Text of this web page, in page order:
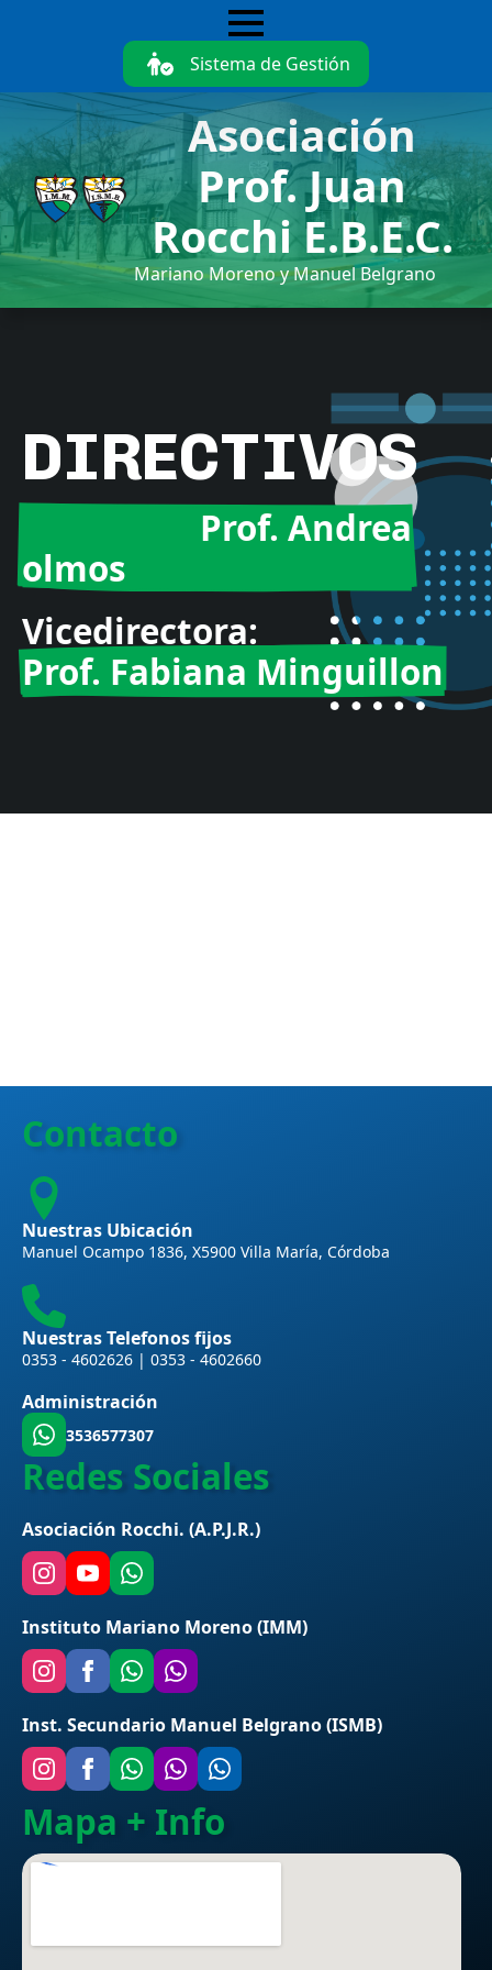
content
Sistema de Gestión
Asociación
Prof. Juan
Rocchi E.B.E.C.
Mariano Moreno y Manuel Belgrano
DIRECTIVOS
Prof. Andrea
olmos
Vicedirectora:
Prof. Fabiana Minguillon
Contacto
Nuestras Ubicación
Manuel Ocampo 1836, X5900 Villa María, Córdoba
Nuestras Telefonos fijos
0353 - 4602626 | 0353 - 4602660
Administración
3536577307
Redes Sociales
Asociación Rocchi. (A.P.J.R.)
Instituto Mariano Moreno (IMM)
Inst. Secundario Manuel Belgrano (ISMB)
Mapa + Info